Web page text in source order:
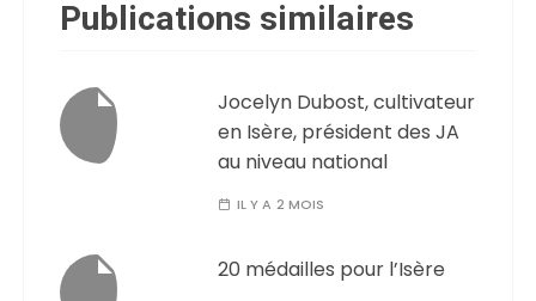
Publications similaires
Jocelyn Dubost, cultivateur
en Isère, président des JA
au niveau national
IL Y A 2 MOIS
20 médailles pour l’Isère